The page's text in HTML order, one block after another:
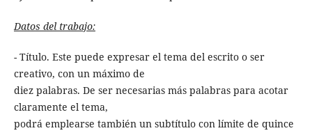
Datos del trabajo:
- Título. Este puede expresar el tema del escrito o ser
creativo, con un máximo de
diez palabras. De ser necesarias más palabras para acotar
claramente el tema,
podrá emplearse también un subtítulo con límite de quince